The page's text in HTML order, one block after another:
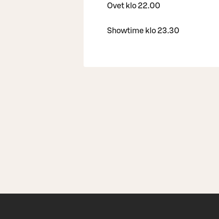
Ovet klo 22.00
Showtime klo 23.30